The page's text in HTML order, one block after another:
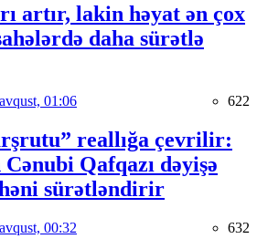
artır, lakin həyat ən çox
daha sürətlə
01:06 622
reallığa çevrilir:
Qafqazı dəyişə
sürətləndirir
00:32 632